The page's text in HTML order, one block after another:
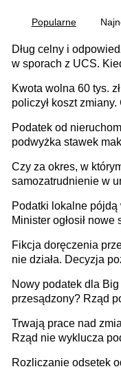
Popularne
Dług celny i
w sporach z UCS.
Kwota wolna 60 tys.
policzył koszt
Podatek od
podwyżka stawek
budynków i lokali
prowadzeniem
Czy za okres, w
samozatrudnienie w
umowy
racjonalnym wyjściem
Podatki lokalne
Minister ogłosił nowe
Fikcja doręczenia
nie działa. Decyzja
Nowy podatek dla
przesądzony? Rząd
Trwają prace nad
Rząd nie wyklucza
Rozliczanie odsetek